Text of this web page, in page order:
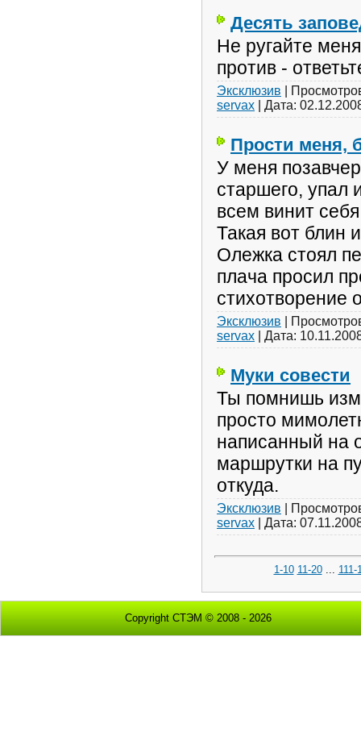
Десять
Не ругайте
против -
Эксклюзив
servax
Дата:
Прости меня,
У меня
старшего, упал
всем винит
Такая вот блин
Олежка стоял
плача просил
стихотворение
Эксклюзив
servax
Дата:
Муки совести
Ты помнишь
просто
написанный на
маршрутки на
откуда.
Эксклюзив
servax
Дата:
1-10 11-20 111-
Copyright СТЭМ © 2008 - 2026